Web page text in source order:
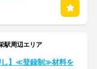
駅周辺エリア
し】≪登録制≫材料を